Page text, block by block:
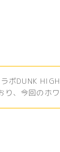
ボDUNK
り、今回のホ